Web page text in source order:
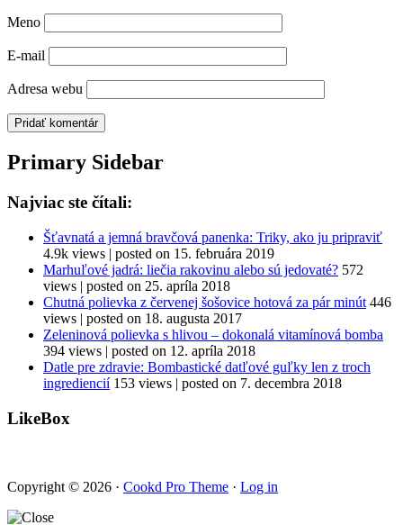
Meno
E-mail
Adresa webu
Primary Sidebar
Najviac ste čítali:
Šťavnatá a jemná bravčová panenka: Triky, ako ju pripraviť
4.9k views | posted on 15. februára 2019
Marhuľové jadrá: liečia rakovinu alebo sú jedovaté? 572
views | posted on 25. apríla 2018
Chutná polievka z červenej šošovice hotová za pár minút 446
views | posted on 18. augusta 2017
Zeleninová polievka s hlivou – dokonalá vitamínová bomba
394 views | posted on 12. apríla 2018
Datle pre zdravie: Bombastické datľové guľky len z troch
ingrediencií 153 views | posted on 7. decembra 2018
LikeBox
Copyright © 2026 · Cookd Pro Theme · Log in